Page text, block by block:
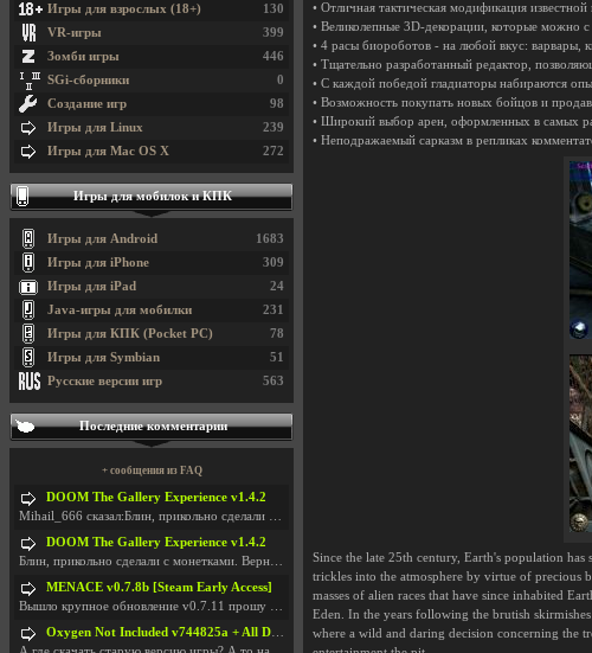
• Отличная тактическая модификация
• Великолепные 3D-декорации, которые можно с
• 4 расы биороботов - на любой вкус: варвары,
• Тщательно разработанный редактор,
• С каждой победой гладиаторы набираются
• Возможность покупать новых бойцов и
• Широкий выбор арен, оформленных в самых
• Неподражаемый сарказм в репликах
Since the late 25th century, Earth's population
trickles into the atmosphere by virtue of precious
masses of alien races that have since inhabited
Eden. In the years following the brutish
where a wild and daring decision concerning the
130
Игры для взрослых (18+)
399
VR-игры
446
Зомби игры
0
SGi-сборники
98
Создание игр
239
Игры для Linux
272
Игры для Mac OS X
Игры для мобилок и КПК
1683
Игры для Android
309
Игры для iPhone
24
Игры для iPad
231
Java-игры для мобилки
78
Игры для КПК (Pocket PC)
51
Игры для Symbian
563
Русские версии игр
Последние комментарии
+ сообщения из FAQ
DOOM The Gallery Experience v1.4.2
Mihail_666 сказал:Блин, прикольно сделали с монетк
DOOM The Gallery Experience v1.4.2
Блин, прикольно сделали с монетками. Вернулся в св
MENACE v0.7.8b [Steam Early Access]
Вышло крупное обновление v0.7.11 прошу обновить
Oxygen Not Included v744825a + All DLC